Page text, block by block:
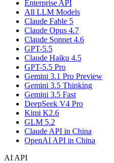
Enterprise API
All LLM Models
Claude Fable 5
Claude Opus 4.7
Claude Sonnet 4.6
GPT-5.5
Claude Haiku 4.5
GPT-5.5 Pro
Gemini 3.1 Pro Preview
Gemini 3.5 Thinking
Gemini 3.5 Fast
DeepSeek V4 Pro
Kimi K2.6
GLM 5.2
Claude API in China
OpenAI API in China
AI API